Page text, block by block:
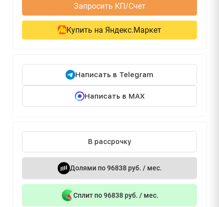
Запросить КП/Счет
Купить на Яндекс.Маркет
Написать в Telegram
Написать в MAX
В рассрочку
Долями по 96838 руб. / мес.
Сплит по 96838 руб. / мес.